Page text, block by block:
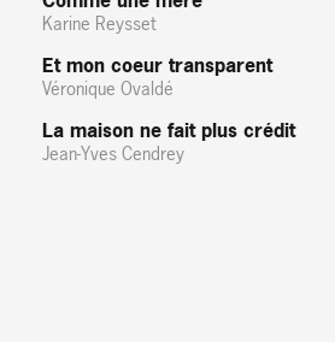
Karine Reysset
Et mon coeur transparent
Véronique Ovaldé
La maison ne fait plus crédit
Jean-Yves Cendrey